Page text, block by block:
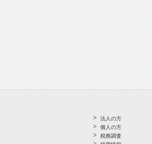
法人の方
個人の方
税務調査